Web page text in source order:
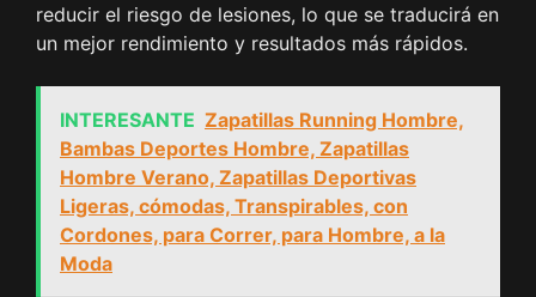
reducir el riesgo de lesiones, lo que se traducirá en
un mejor rendimiento y resultados más rápidos.
INTERESANTE Zapatillas Running Hombre,
Bambas Deportes Hombre, Zapatillas
Hombre Verano, Zapatillas Deportivas
Ligeras, cómodas, Transpirables, con
Cordones, para Correr, para Hombre, a la
Moda